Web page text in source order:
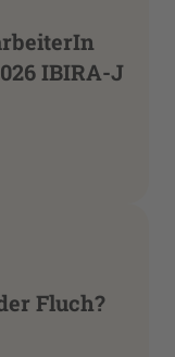
IBIRA-J
Fluch?